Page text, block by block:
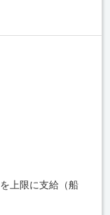
上限に支給（船